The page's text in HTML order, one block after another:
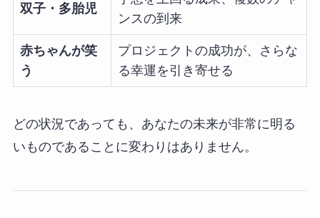
双子・多胎児
ンスの到来
赤ちゃんが笑
う
プロジェクトの成功が、さらな
る幸運を引き寄せる
どの状況であっても、あなたの未来が非常に明る
いものであることに変わりはありません。